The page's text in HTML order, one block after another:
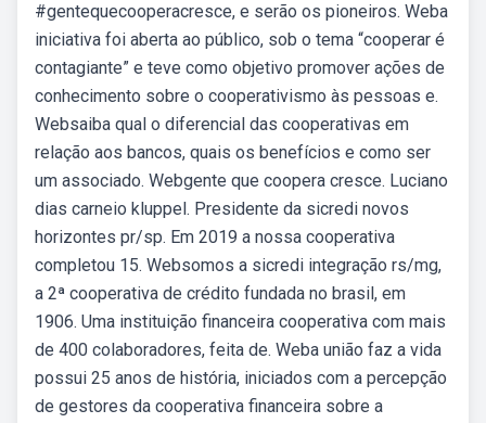
#gentequecooperacresce, e serão os pioneiros. Weba
iniciativa foi aberta ao público, sob o tema “cooperar é
contagiante” e teve como objetivo promover ações de
conhecimento sobre o cooperativismo às pessoas e.
Websaiba qual o diferencial das cooperativas em
relação aos bancos, quais os benefícios e como ser
um associado. Webgente que coopera cresce. Luciano
dias carneio kluppel. Presidente da sicredi novos
horizontes pr/sp. Em 2019 a nossa cooperativa
completou 15. Websomos a sicredi integração rs/mg,
a 2ª cooperativa de crédito fundada no brasil, em
1906. Uma instituição financeira cooperativa com mais
de 400 colaboradores, feita de. Weba união faz a vida
possui 25 anos de história, iniciados com a percepção
de gestores da cooperativa financeira sobre a